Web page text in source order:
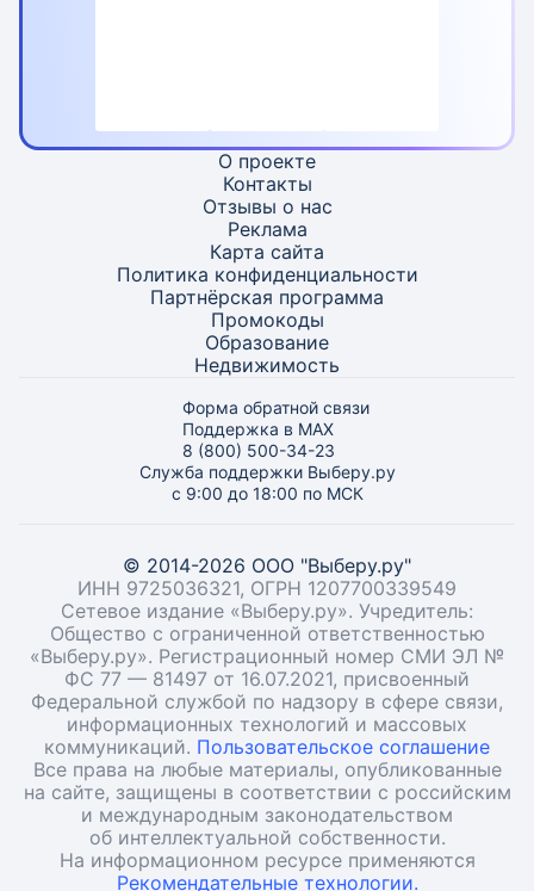
О проекте
Контакты
Отзывы о нас
Реклама
Карта сайта
Политика конфиденциальности
Партнёрская программа
Промокоды
Образование
Недвижимость
Форма обратной связи
Поддержка в MAX
8 (800) 500-34-23
Служба поддержки Выберу.ру
с 9:00 до 18:00 по МСК
© 2014-2026 ООО "Выберу.ру"
ИНН 9725036321, ОГРН 1207700339549
Сетевое издание «Выберу.ру». Учредитель:
Общество с ограниченной ответственностью
«Выберу.ру». Регистрационный номер СМИ ЭЛ №
ФС 77 — 81497 от 16.07.2021, присвоенный
Федеральной службой по надзору в сфере связи,
информационных технологий и массовых
коммуникаций. Пользовательское соглашение
Все права на любые материалы, опубликованные
на сайте, защищены в соответствии с российским
и международным законодательством
об интеллектуальной собственности.
На информационном ресурсе применяются
Рекомендательные технологии.